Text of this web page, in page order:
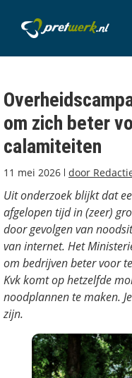
om zich beter
calamiteiten
11 mei 2026 door
Uit onderzoek blijkt dat
afgelopen tijd in (zeer)
door gevolgen van
van internet. Het
om bedrijven beter voor
Kvk komt op hetzelfde
noodplannen te maken.
zijn.